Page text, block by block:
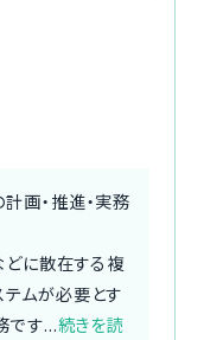
画・推進・実務
に散在する複
テムが必要とす
です...続きを読